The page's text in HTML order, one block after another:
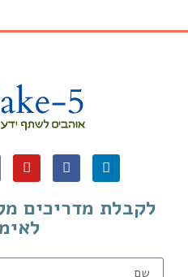
לקבלת מדריכים